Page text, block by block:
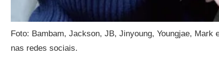
Foto: Bambam, Jackson, JB, Jinyoung, Youngjae, Mark
nas redes sociais.